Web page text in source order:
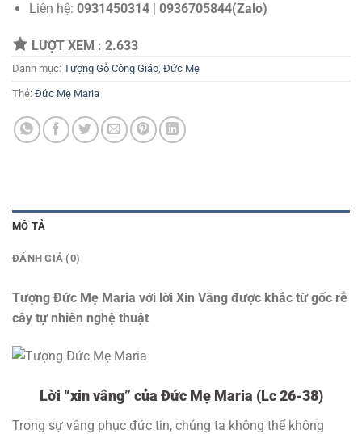
Liên hệ: 0931450314| 0936705844(Zalo)
LƯỢT XEM : 2.633
Danh mục: Tượng Gỗ Công Giáo Đức Mẹ
Thẻ: Đức Mẹ Maria
MÔ TẢ
ĐÁNH GIÁ (0)
Tượng Đức Mẹ Maria với lời Xin Vâng được khắc từ gốc rễ
cây tự nhiên nghệ thuật
Lời “xin vâng” của Đức Mẹ Maria (Lc 26-38)
Trong sự vâng phục đức tin, chúng ta không thể không